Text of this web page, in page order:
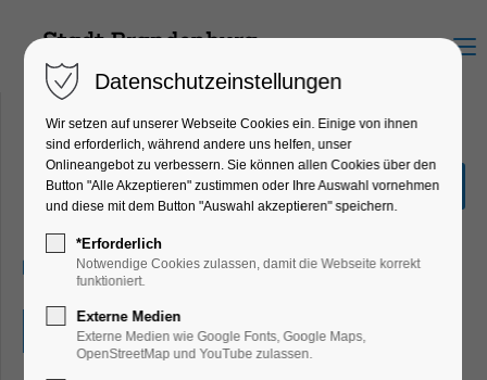
Menu
Orgelmusik am Mittag
Konzert, Musik
29.06.2025, 12:00–12:30
Eintritt frei
Datenschutzeinstellungen
Wir setzen auf unserer Webseite Cookies ein. Einige von ihnen
sind erforderlich, während andere uns helfen, unser
Onlineangebot zu verbessern. Sie können allen Cookies über den
Button "Alle Akzeptieren" zustimmen oder Ihre Auswahl vornehmen
und diese mit dem Button "Auswahl akzeptieren" speichern.
*Erforderlich
Notwendige Cookies zulassen, damit die Webseite korrekt
funktioniert.
Externe Medien
Externe Medien wie Google Fonts, Google Maps,
OpenStreetMap und YouTube zulassen.